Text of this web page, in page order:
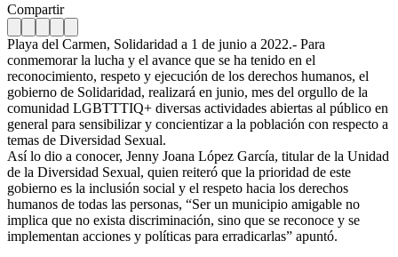
Compartir
Playa del Carmen, Solidaridad a 1 de junio a 2022.- Para
conmemorar la lucha y el avance que se ha tenido en el
reconocimiento, respeto y ejecución de los derechos humanos, el
gobierno de Solidaridad, realizará en junio, mes del orgullo de la
comunidad LGBTTTIQ+ diversas actividades abiertas al público en
general para sensibilizar y concientizar a la población con respecto a
temas de Diversidad Sexual.
Así lo dio a conocer, Jenny Joana López García, titular de la Unidad
de la Diversidad Sexual, quien reiteró que la prioridad de este
gobierno es la inclusión social y el respeto hacia los derechos
humanos de todas las personas, “Ser un municipio amigable no
implica que no exista discriminación, sino que se reconoce y se
implementan acciones y políticas para erradicarlas” apuntó.